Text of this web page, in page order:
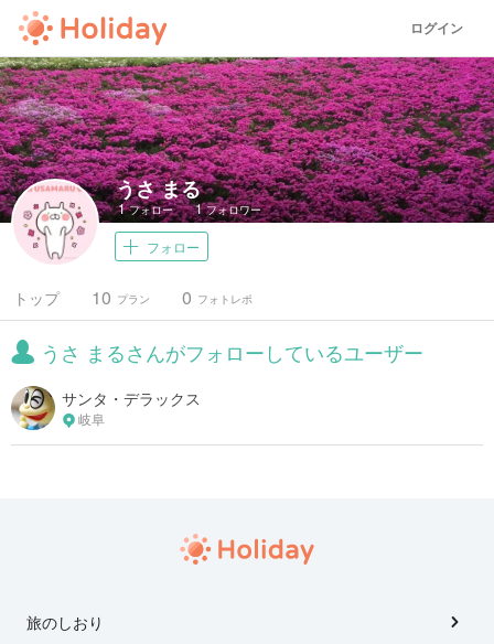
ログイン
うさ まる
1フォロー 1フォロワー
フォロー
トップ プラン
10 フォトレポ
0
うさ まるさんがフォローしているユーザー
サンタ・デラックス
岐阜
旅のしおり